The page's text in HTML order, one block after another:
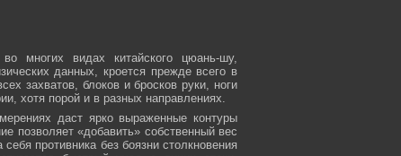
многих видах китайского цюань-шу,
данных, кроется прежде всего в
захватов, блоков и бросков руки, ноги
хотя порой и в разных направлениях.
даст ярко выраженные контуры
позволяет «добавить» собственный вес
противника без боязни столкновения